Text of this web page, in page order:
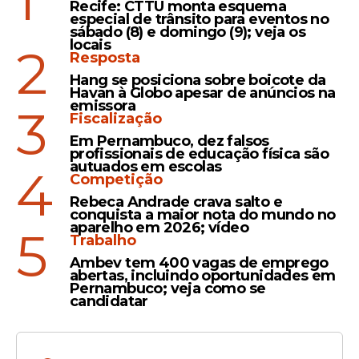
compromisso com o futuro das novas
gerações.
Leia Também
Esclarecimento
Secretaria de Educação de
Garanhuns detalha o que
ocorreu no processo de
compra da merenda escolar
Recife: CTTU monta esquema
especial de trânsito para eventos no
sábado (8) e domingo (9); veja os
locais
2
Resposta
Hang se posiciona sobre boicote da
Havan à Globo apesar de anúncios na
emissora
3
Fiscalização
Em Pernambuco, dez falsos
profissionais de educação física são
autuados em escolas
4
Competição
Rebeca Andrade crava salto e
conquista a maior nota do mundo no
aparelho em 2026; vídeo
5
Trabalho
Ambev tem 400 vagas de emprego
abertas, incluindo oportunidades em
Pernambuco; veja como se
candidatar